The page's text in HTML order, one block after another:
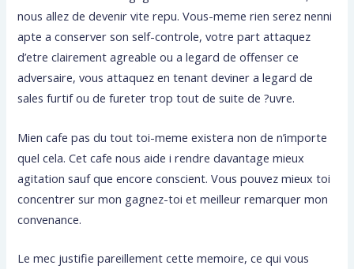
nous allez de devenir vite repu. Vous-meme rien serez nenni
apte a conserver son self-controle, votre part attaquez
d’etre clairement agreable ou a legard de offenser ce
adversaire, vous attaquez en tenant deviner a legard de
sales furtif ou de fureter trop tout de suite de ?uvre.
Mien cafe pas du tout toi-meme existera non de n’importe
quel cela. Cet cafe nous aide i rendre davantage mieux
agitation sauf que encore conscient. Vous pouvez mieux toi
concentrer sur mon gagnez-toi et meilleur remarquer mon
convenance.
Le mec justifie pareillement cette memoire, ce qui vous